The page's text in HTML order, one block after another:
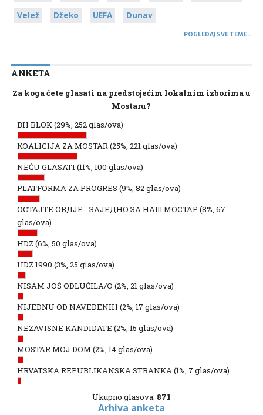
Velež
Džeko UEFA Dunav
POGLEDAJ SVE TEME…
ANKETA
Za koga ćete glasati na predstojećim lokalnim izborima u
Mostaru?
BH BLOK(29%, 252 glas/ova)
KOALICIJA ZA MOSTAR(25%, 221 glas/ova)
NEĆU GLASATI (11%, 100 glas/ova)
PLATFORMA ZA PROGRES (9%, 82 glas/ova)
ОСТАЈТЕ ОВДЈЕ - ЗАЈЕДНО ЗА НАШ МОСТАР (8%, 67
glas/ova)
HDZ (6%, 50 glas/ova)
HDZ 1990 (3%, 25 glas/ova)
NISAM JOŠ ODLUČILA/O (2%, 21 glas/ova)
NIJEDNU OD NAVEDENIH (2%, 17 glas/ova)
NEZAVISNE KANDIDATE (2%, 15 glas/ova)
MOSTAR MOJ DOM (2%, 14 glas/ova)
HRVATSKA REPUBLIKANSKA STRANKA(1%, 7 glas/ova)
Ukupno glasova: 871
Arhiva anketa